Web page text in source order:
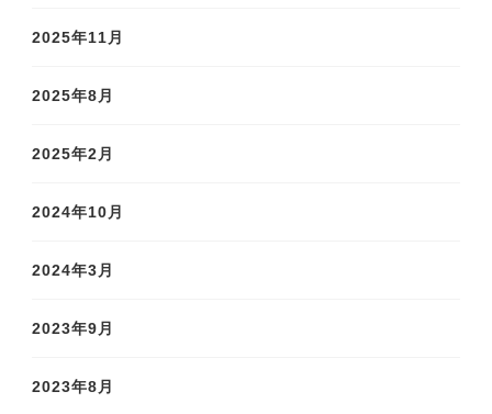
2025年11月
2025年8月
2025年2月
2024年10月
2024年3月
2023年9月
2023年8月